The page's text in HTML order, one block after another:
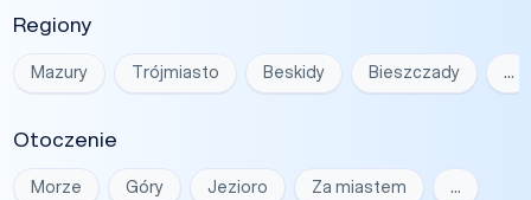
Regiony
Mazury Trójmiasto Beskidy Bieszczady …
Otoczenie
Morze Góry Jezioro Za miastem …